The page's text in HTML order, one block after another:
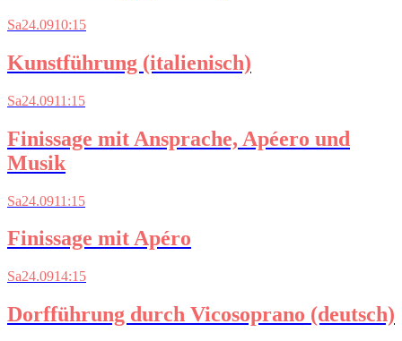
Sa24.0910:15
Kunstführung (italienisch)
Sa24.0911:15
Finissage mit Ansprache, Apéero und
Musik
Sa24.0911:15
Finissage mit Apéro
Sa24.0914:15
Dorfführung durch Vicosoprano (deutsch)